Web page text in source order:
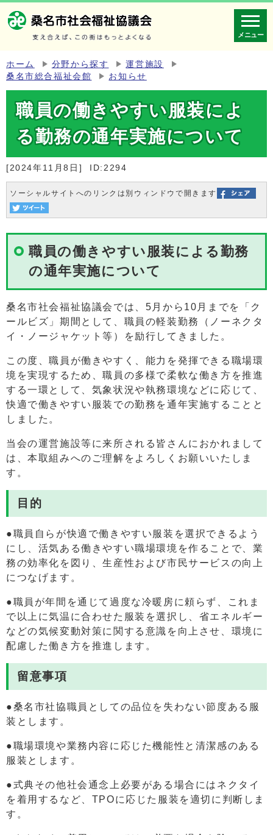
メニュー
ホーム 分野から探す
運営施設
桑名市総合福祉会館
お知らせ
職員の働きやすい服装によ
る勤務の通年実施について
[2024年11月8日] ID:2294
ソーシャルサイトへのリンクは別ウィンドウで開きます
職員の働きやすい服装による勤務
の通年実施について
桑名市社会福祉協議会では、5月から10月までを「ク
ールビズ」期間として、職員の軽装勤務（ノーネクタ
イ・ノージャケット等）を励行してきました。
この度、職員が働きやすく、能力を発揮できる職場環
境を実現するため、職員の多様で柔軟な働き方を推進
する一環として、気象状況や執務環境などに応じて、
快適で働きやすい服装での勤務を通年実施することと
しました。
当会の運営施設等に来所される皆さんにおかれまして
は、本取組みへのご理解をよろしくお願いいたしま
す。
目的
●職員自らが快適で働きやすい服装を選択できるよう
にし、活気ある働きやすい職場環境を作ることで、業
務の効率化を図り、生産性および市民サービスの向上
につなげます。
●職員が年間を通じて過度な冷暖房に頼らず、これま
で以上に気温に合わせた服装を選択し、省エネルギー
などの気候変動対策に関する意識を向上させ、環境に
配慮した働き方を推進します。
留意事項
●桑名市社協職員としての品位を失わない節度ある服
装とします。
●職場環境や業務内容に応じた機能性と清潔感のある
服装とします。
●式典その他社会通念上必要がある場合にはネクタイ
を着用するなど、TPOに応じた服装を適切に判断しま
す。